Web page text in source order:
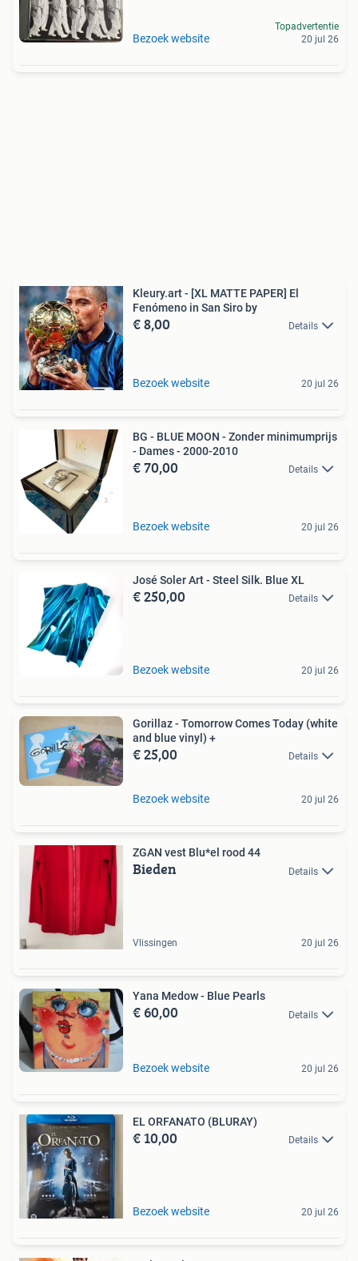
Bezoek website
Topadvertentie
20 jul 26
Kleury.art - [XL MATTE PAPER] El
Fenómeno in San Siro by
€ 8,00 Details
Bezoek website 20 jul 26
BG - BLUE MOON - Zonder minimumprijs
- Dames - 2000-2010
€ 70,00 Details
Bezoek website 20 jul 26
José Soler Art - Steel Silk. Blue XL
€ 250,00 Details
Bezoek website 20 jul 26
Gorillaz - Tomorrow Comes Today (white
and blue vinyl) +
€ 25,00 Details
Bezoek website 20 jul 26
ZGAN vest Blu*el rood 44
Bieden Details
Vlissingen 20 jul 26
Yana Medow - Blue Pearls
€ 60,00 Details
Bezoek website 20 jul 26
EL ORFANATO (BLURAY)
€ 10,00 Details
Bezoek website 20 jul 26